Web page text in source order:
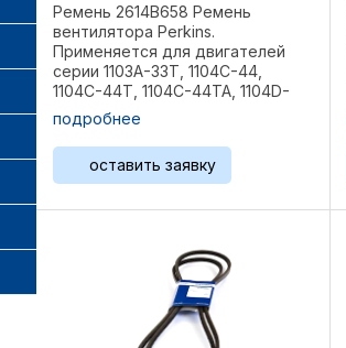
Ремень 2614B658 Ремень
вентилятора Perkins.
Применяется для двигателей
серии 1103A-33T, 1104C-44,
1104C-44T, 1104C-44TA, 1104D-
44TA, 1006 V-профиль Длина 1375
мм; ширина 13 мм Вес 0,38 кг
Комплект 2 ...
подробнее
оставить заявку